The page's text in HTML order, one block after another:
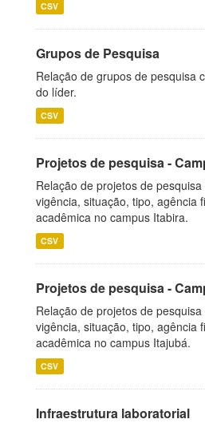
CSV
Grupos de Pesquisa
Relação de grupos de pesquisa
do líder.
CSV
Projetos de pesquisa -
Relação de projetos de
vigência, situação, tipo, agência
acadêmica no campus Itabira.
CSV
Projetos de pesquisa -
Relação de projetos de
vigência, situação, tipo, agência
acadêmica no campus Itajubá.
CSV
Infraestrutura laboratorial